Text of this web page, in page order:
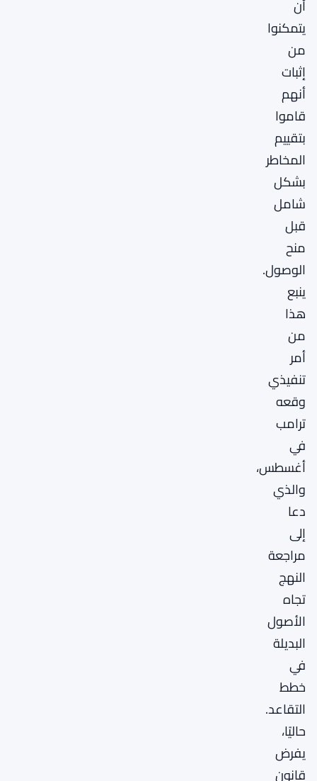
أن
يتمكنوا
من
إثبات
أنهم
قاموا
بتقييم
المخاطر
بشكل
شامل
قبل
منح
الوصول.
ينبع
هذا
من
أمر
تنفيذي
وقعه
ترامب
في
أغسطس،
والذي
دعا
إلى
مراجعة
النهج
تجاه
الأصول
البديلة
في
خطط
التقاعد.
حاليًا،
يفرض
قانون